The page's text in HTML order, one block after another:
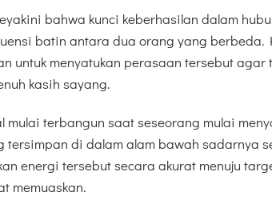
bahwa kunci keberhasilan dalam
batin antara dua orang yang
untuk menyatukan perasaan tersebut
kasih sayang.
mulai terbangun saat seseorang mulai
tersimpan di dalam alam bawah sadarnya
energi tersebut secara akurat menuju
memuaskan.